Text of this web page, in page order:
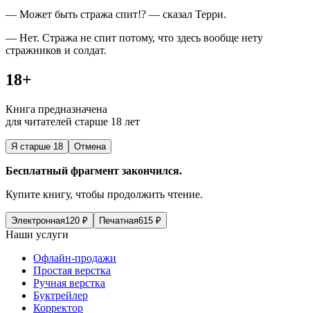
— Может быть стража спит!? — сказал Терри.
— Нет. Стража не спит потому, что здесь вообще нету
стражников и солдат.
18+
Книга предназначена
для читателей старше 18 лет
Я старше 18 Отмена
Бесплатный фрагмент закончился.
Купите книгу, чтобы продолжить чтение.
Электронная120 ₽ Печатная615 ₽
Наши услуги
Офлайн-продажи
Простая верстка
Ручная верстка
Буктрейлер
Корректор